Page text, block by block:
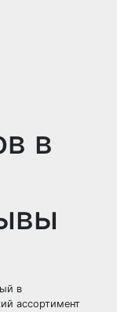
в
в
ассортимент